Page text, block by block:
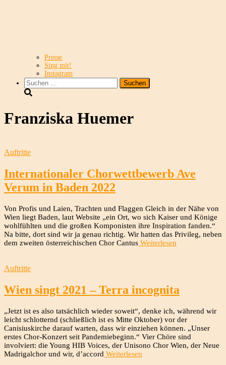
Presse
Sing mit!
Instagram
Suchen
nach:
Franziska Huemer
Auftritte
Internationaler Chorwettbewerb Ave
Verum in Baden 2022
Von Profis und Laien, Trachten und Flaggen Gleich in der Nähe von
Wien liegt Baden, laut Website „ein Ort, wo sich Kaiser und Könige
wohlfühlten und die großen Komponisten ihre Inspiration fanden.“
Na bitte, dort sind wir ja genau richtig. Wir hatten das Privileg, neben
dem zweiten österreichischen Chor Cantus Weiterlesen
Auftritte
Wien singt 2021 – Terra incognita
„Jetzt ist es also tatsächlich wieder soweit“, denke ich, während wir
leicht schlotternd (schließlich ist es Mitte Oktober) vor der
Canisiuskirche darauf warten, dass wir einziehen können. „Unser
erstes Chor-Konzert seit Pandemiebeginn.“ Vier Chöre sind
involviert: die Young HIB Voices, der Unisono Chor Wien, der Neue
Madrigalchor und wir, d’accord Weiterlesen